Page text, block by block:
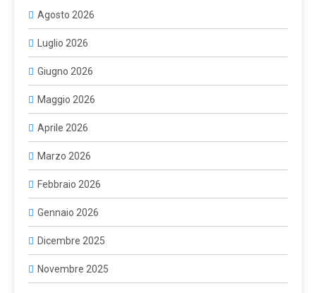
Agosto 2026
Luglio 2026
Giugno 2026
Maggio 2026
Aprile 2026
Marzo 2026
Febbraio 2026
Gennaio 2026
Dicembre 2025
Novembre 2025